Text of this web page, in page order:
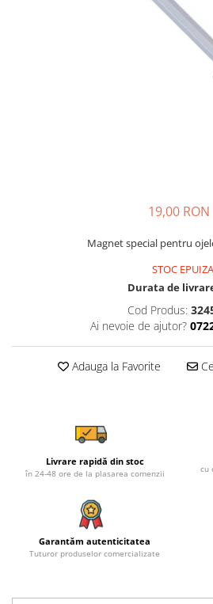
19,00 RON
Magnet special pentru
STOC
Durata de
Cod Produs:
Ai nevoie de ajutor?
Adauga la Favorite
Livrare rapidă din stoc
în 24-48 ore de la plasarea comenzii
cu
Garantăm autenticitatea
Tuturor produselor comercializate